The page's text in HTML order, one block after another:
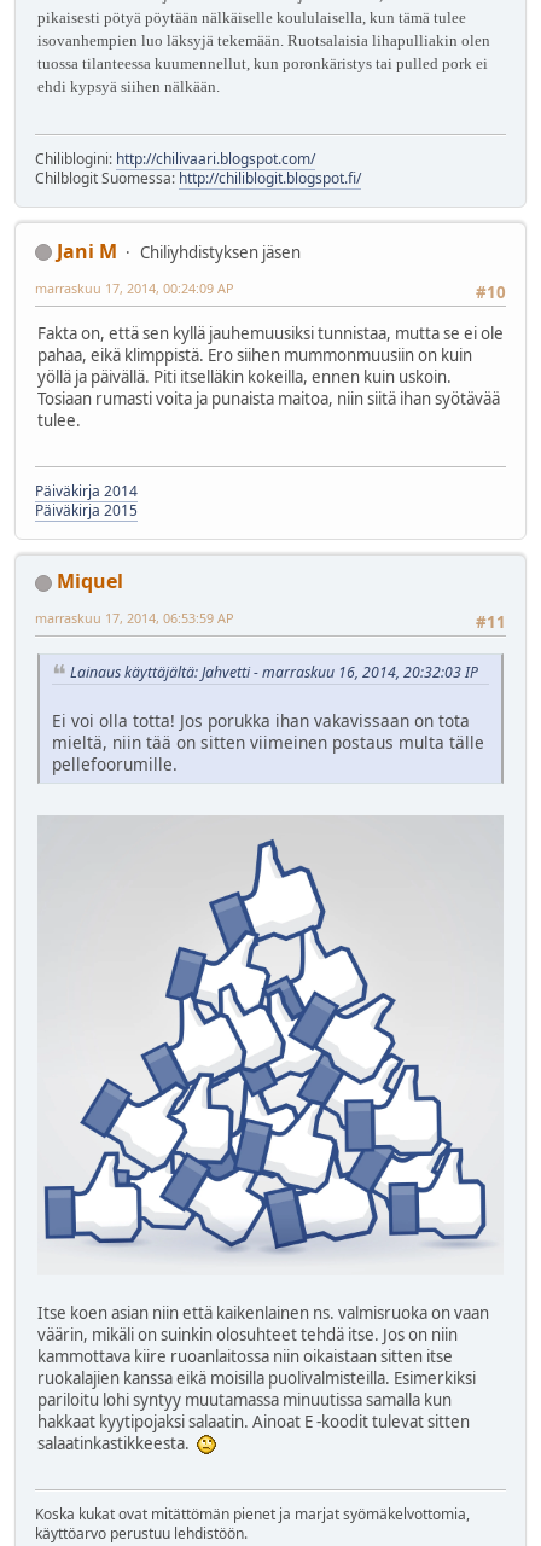
pikaisesti pötyä pöytään nälkäiselle koululaisella, kun tämä tulee
isovanhempien luo läksyjä tekemään. Ruotsalaisia lihapulliakin olen
tuossa tilanteessa kuumennellut, kun poronkäristys tai pulled pork ei
ehdi kypsyä siihen nälkään.
Chiliblogini: http://chilivaari.blogspot.com/
Chilblogit Suomessa: http://chiliblogit.blogspot.fi/
Jani M
Chiliyhdistyksen jäsen
#10
marraskuu 17, 2014, 00:24:09 AP
Fakta on, että sen kyllä jauhemuusiksi tunnistaa, mutta se ei ole
pahaa, eikä klimppistä. Ero siihen mummonmuusiin on kuin
yöllä ja päivällä. Piti itselläkin kokeilla, ennen kuin uskoin.
Tosiaan rumasti voita ja punaista maitoa, niin siitä ihan syötävää
tulee.
Päiväkirja 2014
Päiväkirja 2015
Miquel
#11
marraskuu 17, 2014, 06:53:59 AP
Lainaus käyttäjältä: Jahvetti - marraskuu 16, 2014, 20:32:03 IP
Ei voi olla totta! Jos porukka ihan vakavissaan on tota
mieltä, niin tää on sitten viimeinen postaus multa tälle
pellefoorumille.
Itse koen asian niin että kaikenlainen ns. valmisruoka on vaan
väärin, mikäli on suinkin olosuhteet tehdä itse. Jos on niin
kammottava kiire ruoanlaitossa niin oikaistaan sitten itse
ruokalajien kanssa eikä moisilla puolivalmisteilla. Esimerkiksi
pariloitu lohi syntyy muutamassa minuutissa samalla kun
hakkaat kyytipojaksi salaatin. Ainoat E -koodit tulevat sitten
salaatinkastikkeesta.
Koska kukat ovat mitättömän pienet ja marjat syömäkelvottomia,
käyttöarvo perustuu lehdistöön.